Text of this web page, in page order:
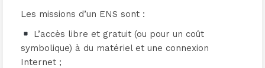
Les missions d’un ENS sont :
L’accès libre et gratuit (ou pour un coût
symbolique) à du matériel et une connexion
Internet ;